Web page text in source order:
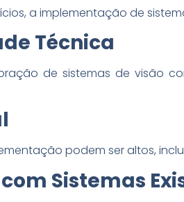
a implementação de
Técnica
de sistemas de visão
podem ser altos,
Sistemas